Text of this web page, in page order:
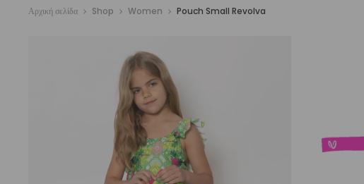
Αρχική σελίδα Shop Women Pouch Small Revolva